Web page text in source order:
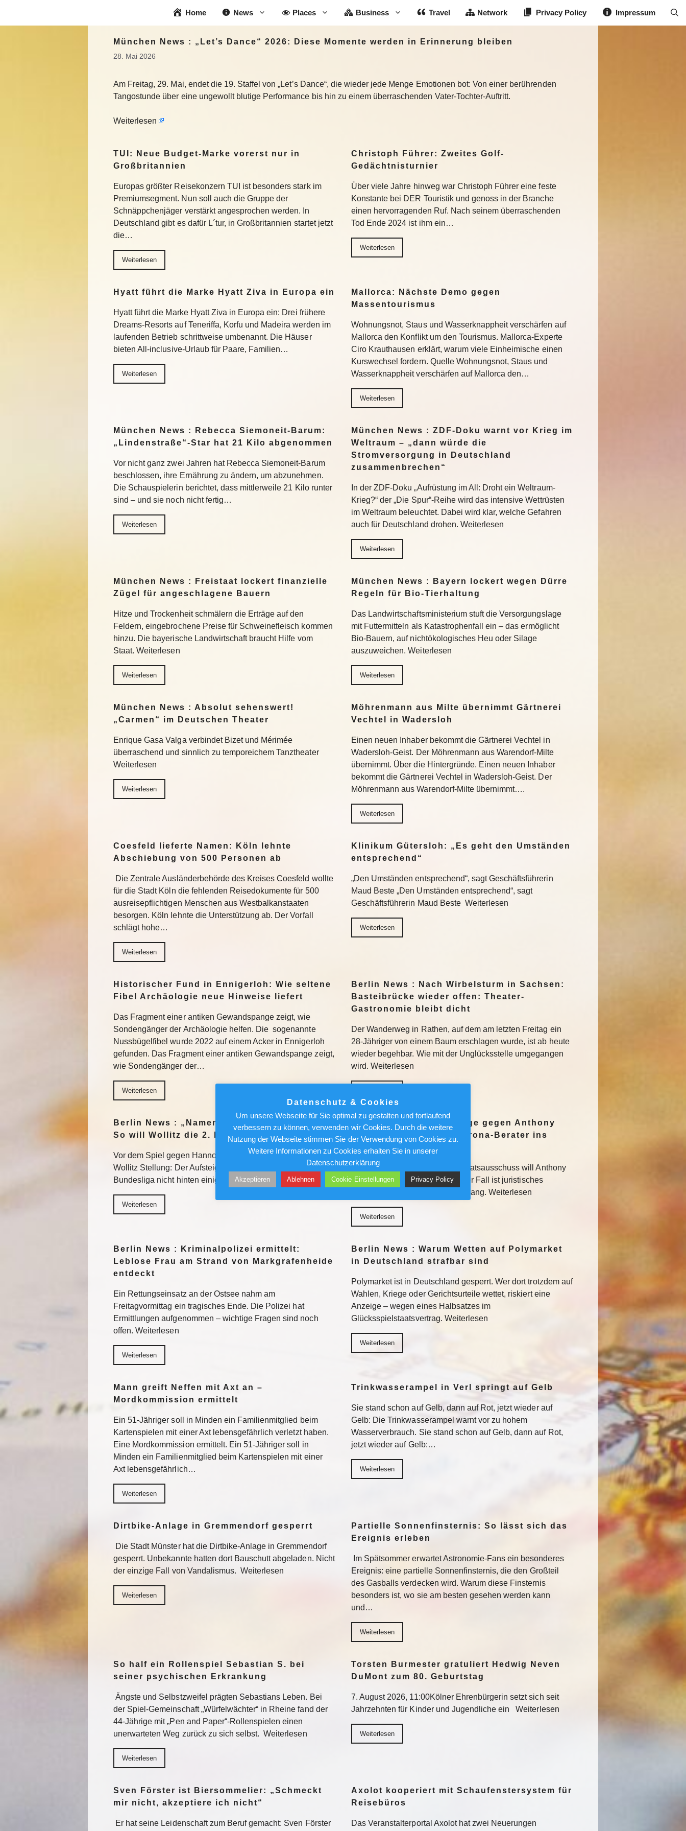
Home News Places Business Travel Network Privacy Policy Impressum
München News : „Let’s Dance“ 2026: Diese Momente werden in Erinnerung bleiben
28. Mai 2026
Am Freitag, 29. Mai, endet die 19. Staffel von „Let’s Dance“, die wieder jede Menge Emotionen bot: Von einer berührenden
Tangostunde über eine ungewollt blutige Performance bis hin zu einem überraschenden Vater-Tochter-Auftritt.
Weiterlesen
TUI: Neue Budget-Marke vorerst nur in
Großbritannien
Europas größter Reisekonzern TUI ist besonders stark im
Premiumsegment. Nun soll auch die Gruppe der
Schnäppchenjäger verstärkt angesprochen werden. In
Deutschland gibt es dafür L´tur, in Großbritannien startet jetzt
die…
Weiterlesen
Christoph Führer: Zweites Golf-
Gedächtnisturnier
Über viele Jahre hinweg war Christoph Führer eine feste
Konstante bei DER Touristik und genoss in der Branche
einen hervorragenden Ruf. Nach seinem überraschenden
Tod Ende 2024 ist ihm ein…
Weiterlesen
Hyatt führt die Marke Hyatt Ziva in Europa ein
Hyatt führt die Marke Hyatt Ziva in Europa ein: Drei frühere
Dreams-Resorts auf Teneriffa, Korfu und Madeira werden im
laufenden Betrieb schrittweise umbenannt. Die Häuser
bieten All-inclusive-Urlaub für Paare, Familien…
Weiterlesen
Mallorca: Nächste Demo gegen
Massentourismus
Wohnungsnot, Staus und Wasserknappheit verschärfen auf
Mallorca den Konflikt um den Tourismus. Mallorca-Experte
Ciro Krauthausen erklärt, warum viele Einheimische einen
Kurswechsel fordern. Quelle Wohnungsnot, Staus und
Wasserknappheit verschärfen auf Mallorca den…
Weiterlesen
München News : Rebecca Siemoneit-Barum:
„Lindenstraße“-Star hat 21 Kilo abgenommen
Vor nicht ganz zwei Jahren hat Rebecca Siemoneit-Barum
beschlossen, ihre Ernährung zu ändern, um abzunehmen.
Die Schauspielerin berichtet, dass mittlerweile 21 Kilo runter
sind – und sie noch nicht fertig…
Weiterlesen
München News : ZDF-Doku warnt vor Krieg im
Weltraum – „dann würde die
Stromversorgung in Deutschland
zusammenbrechen“
In der ZDF-Doku „Aufrüstung im All: Droht ein Weltraum-
Krieg?“ der „Die Spur“-Reihe wird das intensive Wettrüsten
im Weltraum beleuchtet. Dabei wird klar, welche Gefahren
auch für Deutschland drohen. Weiterlesen
Weiterlesen
München News : Freistaat lockert finanzielle
Zügel für angeschlagene Bauern
Hitze und Trockenheit schmälern die Erträge auf den
Feldern, eingebrochene Preise für Schweinefleisch kommen
hinzu. Die bayerische Landwirtschaft braucht Hilfe vom
Staat. Weiterlesen
Weiterlesen
München News : Bayern lockert wegen Dürre
Regeln für Bio-Tierhaltung
Das Landwirtschaftsministerium stuft die Versorgungslage
mit Futtermitteln als Katastrophenfall ein – das ermöglicht
Bio-Bauern, auf nichtökologisches Heu oder Silage
auszuweichen. Weiterlesen
Weiterlesen
München News : Absolut sehenswert!
„Carmen“ im Deutschen Theater
Enrique Gasa Valga verbindet Bizet und Mérimée
überraschend und sinnlich zu temporeichem Tanztheater
Weiterlesen
Weiterlesen
Möhrenmann aus Milte übernimmt Gärtnerei
Vechtel in Wadersloh
Einen neuen Inhaber bekommt die Gärtnerei Vechtel in
Wadersloh-Geist. Der Möhrenmann aus Warendorf-Milte
übernimmt. Über die Hintergründe. Einen neuen Inhaber
bekommt die Gärtnerei Vechtel in Wadersloh-Geist. Der
Möhrenmann aus Warendorf-Milte übernimmt….
Weiterlesen
Coesfeld lieferte Namen: Köln lehnte
Abschiebung von 500 Personen ab
Die Zentrale Ausländerbehörde des Kreises Coesfeld wollte
für die Stadt Köln die fehlenden Reisedokumente für 500
ausreisepflichtigen Menschen aus Westbalkanstaaten
besorgen. Köln lehnte die Unterstützung ab. Der Vorfall
schlägt hohe…
Weiterlesen
Klinikum Gütersloh: „Es geht den Umständen
entsprechend“
„Den Umständen entsprechend“, sagt Geschäftsführerin
Maud Beste „Den Umständen entsprechend“, sagt
Geschäftsführerin Maud Beste Weiterlesen
Weiterlesen
Historischer Fund in Ennigerloh: Wie seltene
Fibel Archäologie neue Hinweise liefert
Das Fragment einer antiken Gewandspange zeigt, wie
Sondengänger der Archäologie helfen. Die sogenannte
Nussbügelfibel wurde 2022 auf einem Acker in Ennigerloh
gefunden. Das Fragment einer antiken Gewandspange zeigt,
wie Sondengänger der…
Weiterlesen
Berlin News : Nach Wirbelsturm in Sachsen:
Basteibrücke wieder offen: Theater-
Gastronomie bleibt dicht
Der Wanderweg in Rathen, auf dem am letzten Freitag ein
28-Jähriger von einem Baum erschlagen wurde, ist ab heute
wieder begehbar. Wie mit der Unglücksstelle umgegangen
wird. Weiterlesen
Berlin News : „Namen machen, nicht holen“:
So will Wollitz die 2. Bundesliga aufmischen
Vor dem Spiel gegen Hannover 96 bezieht Claus-Dieter
Wollitz Stellung: Der Aufsteiger wird sich auch in der 2.
Bundesliga nicht hinten einigeln. Weiterlesen
Weiterlesen
Berlin News : Strafanzeige gegen Anthony
Fauci: Kommt der Ex-Corona-Berater ins
Gefängnis?
Ein republikanisch geführter Senatsausschuss will Anthony
Fauci strafrechtlich belangen. Der Fall ist juristisches
Neuland – mit ungewissem Ausgang. Weiterlesen
Weiterlesen
Berlin News : Kriminalpolizei ermittelt:
Leblose Frau am Strand von Markgrafenheide
entdeckt
Ein Rettungseinsatz an der Ostsee nahm am
Freitagvormittag ein tragisches Ende. Die Polizei hat
Ermittlungen aufgenommen – wichtige Fragen sind noch
offen. Weiterlesen
Weiterlesen
Berlin News : Warum Wetten auf Polymarket
in Deutschland strafbar sind
Polymarket ist in Deutschland gesperrt. Wer dort trotzdem auf
Wahlen, Kriege oder Gerichtsurteile wettet, riskiert eine
Anzeige – wegen eines Halbsatzes im
Glücksspielstaatsvertrag. Weiterlesen
Weiterlesen
Mann greift Neffen mit Axt an –
Mordkommission ermittelt
Ein 51-Jähriger soll in Minden ein Familienmitglied beim
Kartenspielen mit einer Axt lebensgefährlich verletzt haben.
Eine Mordkommission ermittelt. Ein 51-Jähriger soll in
Minden ein Familienmitglied beim Kartenspielen mit einer
Axt lebensgefährlich…
Weiterlesen
Trinkwasserampel in Verl springt auf Gelb
Sie stand schon auf Gelb, dann auf Rot, jetzt wieder auf
Gelb: Die Trinkwasserampel warnt vor zu hohem
Wasserverbrauch. Sie stand schon auf Gelb, dann auf Rot,
jetzt wieder auf Gelb:…
Weiterlesen
Dirtbike-Anlage in Gremmendorf gesperrt
Die Stadt Münster hat die Dirtbike-Anlage in Gremmendorf
gesperrt. Unbekannte hatten dort Bauschutt abgeladen. Nicht
der einzige Fall von Vandalismus. Weiterlesen
Weiterlesen
Partielle Sonnenfinsternis: So lässt sich das
Ereignis erleben
Im Spätsommer erwartet Astronomie-Fans ein besonderes
Ereignis: eine partielle Sonnenfinsternis, die den Großteil
des Gasballs verdecken wird. Warum diese Finsternis
besonders ist, wo sie am besten gesehen werden kann
und…
Weiterlesen
So half ein Rollenspiel Sebastian S. bei
seiner psychischen Erkrankung
Ängste und Selbstzweifel prägten Sebastians Leben. Bei
der Spiel-Gemeinschaft „Würfelwächter“ in Rheine fand der
44-Jährige mit „Pen and Paper“-Rollenspielen einen
unerwarteten Weg zurück zu sich selbst. Weiterlesen
Weiterlesen
Torsten Burmester gratuliert Hedwig Neven
DuMont zum 80. Geburtstag
7. August 2026, 11:00Kölner Ehrenbürgerin setzt sich seit
Jahrzehnten für Kinder und Jugendliche ein Weiterlesen
Weiterlesen
Sven Förster ist Biersommelier: „Schmeckt
mir nicht, akzeptiere ich nicht“
Er hat seine Leidenschaft zum Beruf gemacht: Sven Förster
Axolot kooperiert mit Schaufenstersystem für
Reisebüros
Das Veranstalterportal Axolot hat zwei Neuerungen
Datenschutz & Cookies
Um unsere Webseite für Sie optimal zu gestalten und fortlaufend
verbessern zu können, verwenden wir Cookies. Durch die weitere
Nutzung der Webseite stimmen Sie der Verwendung von Cookies zu.
Weitere Informationen zu Cookies erhalten Sie in unserer
Datenschutzerklärung
Akzeptieren Ablehnen Cookie Einstellungen Privacy Policy